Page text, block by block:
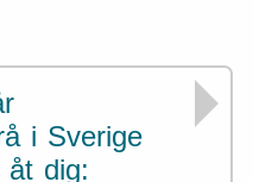
i Sverige
åt dig: